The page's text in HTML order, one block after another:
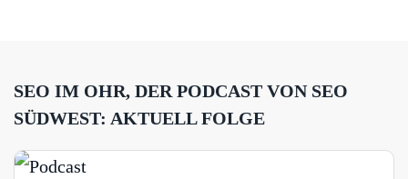
SEO IM OHR, DER PODCAST VON SEO
SÜDWEST: AKTUELL FOLGE